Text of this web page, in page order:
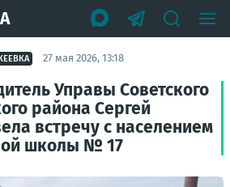
27 мая 2026, 13:18
Управы Советского
района Сергей
встречу с населением
школы № 17